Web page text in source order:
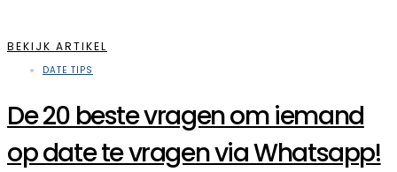
BEKIJK ARTIKEL
DATE TIPS
De 20 beste vragen om iemand
op date te vragen via Whatsapp!